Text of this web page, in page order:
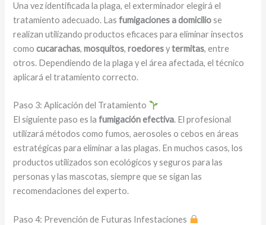
Una vez identificada la plaga, el exterminador elegirá el
tratamiento adecuado. Lasfumigaciones a domiciliose
realizan utilizando productos eficaces para eliminar insectos
comocucarachas,mosquitos,roedoresytermitas, entre
otros. Dependiendo de la plaga y el área afectada, el técnico
aplicará el tratamiento correcto.
Paso 3: Aplicación del Tratamiento
El siguiente paso es lafumigación efectiva. El profesional
utilizará métodos como fumos, aerosoles o cebos en áreas
estratégicas para eliminar a las plagas. En muchos casos, los
productos utilizados son ecológicos y seguros para las
personas y las mascotas, siempre que se sigan las
recomendaciones del experto.
Paso 4: Prevención de Futuras Infestaciones